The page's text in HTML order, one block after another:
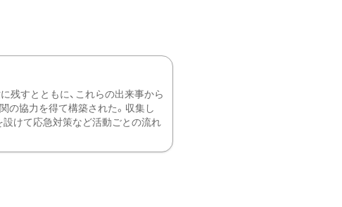
残すとともに、これらの出来事から
の協力を得て構築された。収集し
けて応急対策など活動ごとの流れ